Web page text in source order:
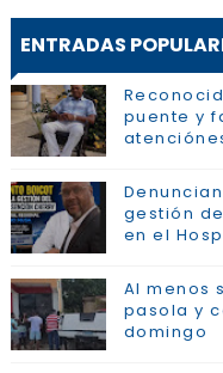
ENTRADAS
puente y
gestión
en el
Al menos
pasola y
domingo